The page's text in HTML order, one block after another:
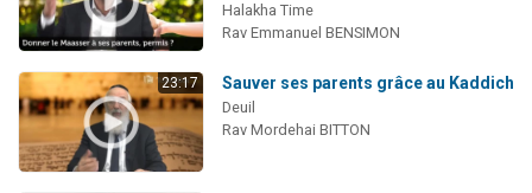
Halakha Time
Rav Emmanuel BENSIMON
23:17 Sauver ses parents grâce au Kaddich
Deuil
Rav Mordehai BITTON